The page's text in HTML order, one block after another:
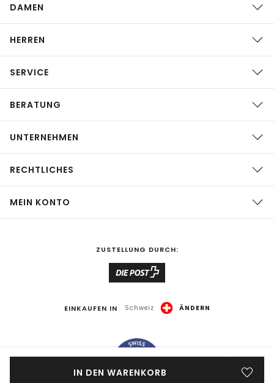
IN DEN WARENKORB
DAMEN
HERREN
SERVICE
BERATUNG
UNTERNEHMEN
RECHTLICHES
MEIN KONTO
ZUSTELLUNG DURCH:
EINKAUFEN IN Schweiz ÄNDERN